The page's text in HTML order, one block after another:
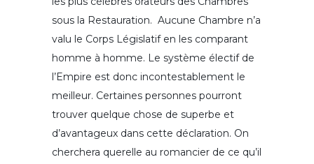
sous la Restauration. Aucune Chambre n’a
valu le Corps Législatif en les comparant
homme à homme. Le système électif de
l’Empire est donc incontestablement le
meilleur. Certaines personnes pourront
trouver quelque chose de superbe et
d’avantageux dans cette déclaration. On
cherchera querelle au romancier de ce qu’il